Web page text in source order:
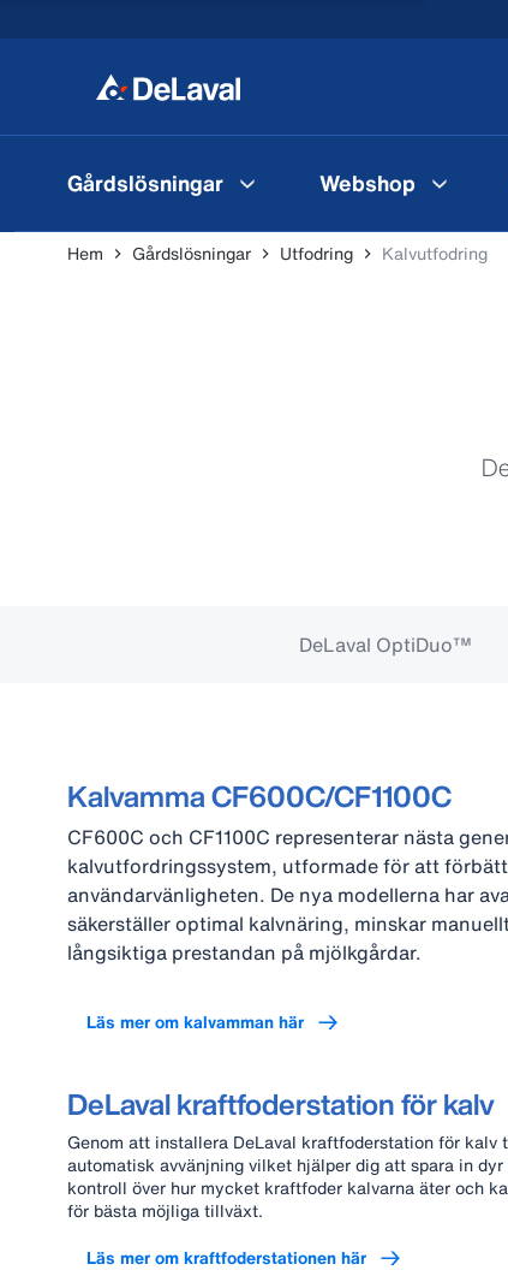
Gårdslösningar Webshop
Hem Gårdslösningar Utfodring Kalvutfodring
DeLaval OptiDuo™
Kalvamma CF600C/CF1100C
CF600C och CF1100C representerar nästa
kalvutfordringssystem, utformade för att
användarvänligheten. De nya modellerna har
säkerställer optimal kalvnäring, minskar
långsiktiga prestandan på mjölkgårdar.
Läs mer om kalvamman här
DeLaval kraftfoderstation för kalv
Genom att installera DeLaval kraftfoderstation för
automatisk avvänjning vilket hjälper dig att spara in
kontroll över hur mycket kraftfoder kalvarna äter och
för bästa möjliga tillväxt.
Läs mer om kraftfoderstationen här